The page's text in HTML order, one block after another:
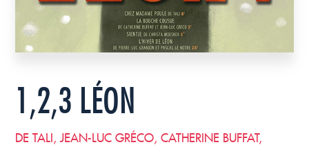
1,2,3 LÉON
DE TALI, JEAN-LUC GRÉCO, CATHERINE BUFFAT,